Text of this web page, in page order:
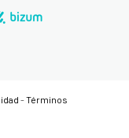
-Términos